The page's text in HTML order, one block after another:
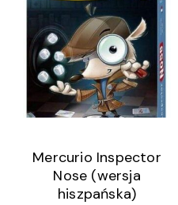
Mercurio Inspector
Nose (wersja
hiszpańska)